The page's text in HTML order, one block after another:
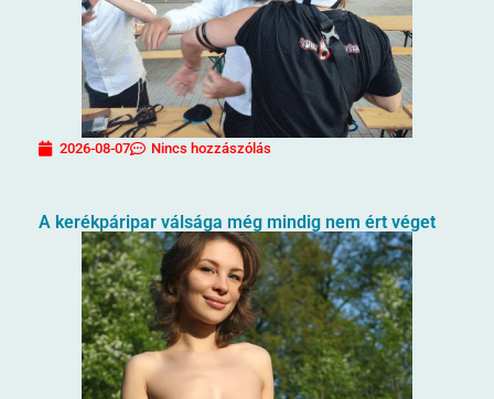
2026-08-07 Nincs hozzászólás
A kerékpáripar válsága még mindig nem ért véget